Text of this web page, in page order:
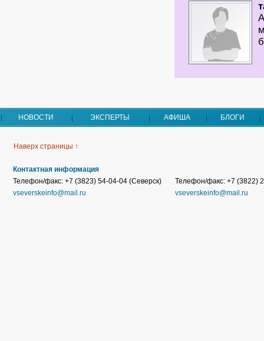
НОВОСТИ ЭКСПЕРТЫ АФИША БЛОГИ
Наверх страницы ↑
Контактная информация
Телефон/факс: +7 (3823) 54-04-04 (Северск)
vseverskeinfo@mail.ru
Телефон/факс: +7 (3822)
vseverskeinfo@mail.ru